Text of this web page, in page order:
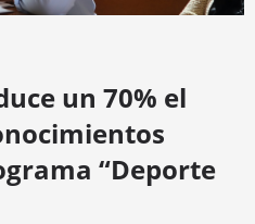
un 70% el
“Deporte